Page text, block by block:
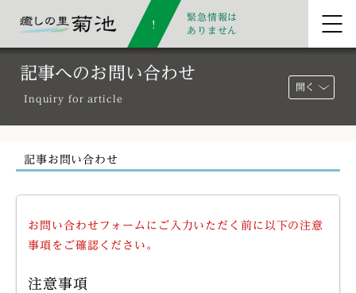
緊急情報は
ありません
記事へのお問い合わせ
Inquiry for article
開く
記事お問い合わせ
お問い合わせフォームにご入力いただく前に以下の注意
事項をご確認ください。
注意事項